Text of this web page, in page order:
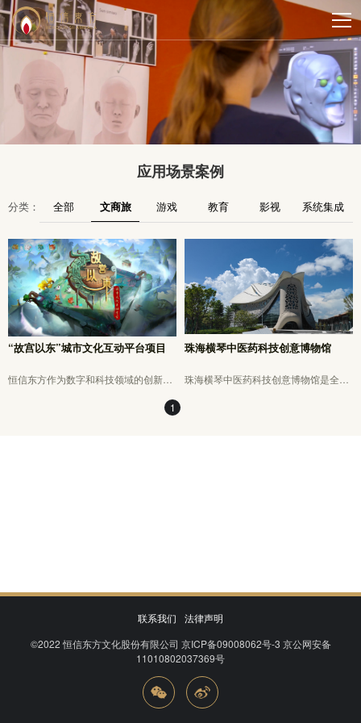
应用场景案例
分类： 全部 文商旅 游戏 教育 影视 系统集成
“故宫以东”城市文化互动平台项目
恒信东方作为数字和科技领域的创新先
下，同东城区文旅局、中国传媒大学深
珠海横琴中医药科技创意博物馆
珠海横琴中医药科技创意博物馆是全球
1
联系我们
法律声明
©2022恒信东方文化股份有限公司 京ICP备09008062号-3 京公网安备
11010802037369号